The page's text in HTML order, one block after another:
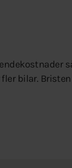
bilar. Bristen